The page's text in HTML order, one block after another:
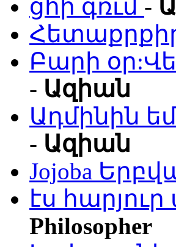
ցհի գռւմ -
Բարի
- Ազիան
Ադմինին
- Ազիան
Jojoba
էս
Philosopher